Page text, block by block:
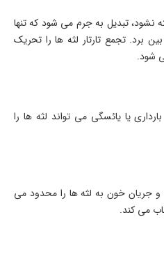
نشود، تبدیل به جرم می شود که تنها
برد. تجمع تارتار لثه ها را تحریک
شود.
یا یائسگی می تواند لثه ها را
جریان خون به لثه ها را محدود می
می کند.